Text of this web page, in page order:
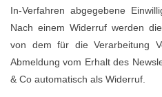
In-Verfahren abgegebene
Nach einem Widerruf werden
von dem für die Verarbeitung
Abmeldung vom Erhalt des
& Co automatisch als Widerruf.